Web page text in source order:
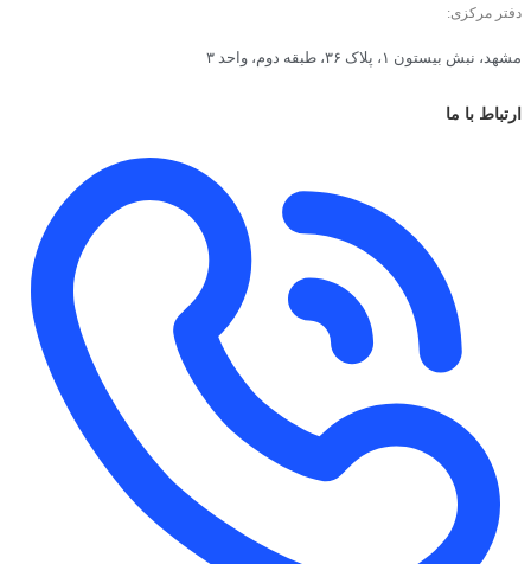
دفتر مرکزی:
مشهد، نبش بیستون ۱، پلاک ۳۶، طبقه دوم، واحد ۳
ارتباط با ما